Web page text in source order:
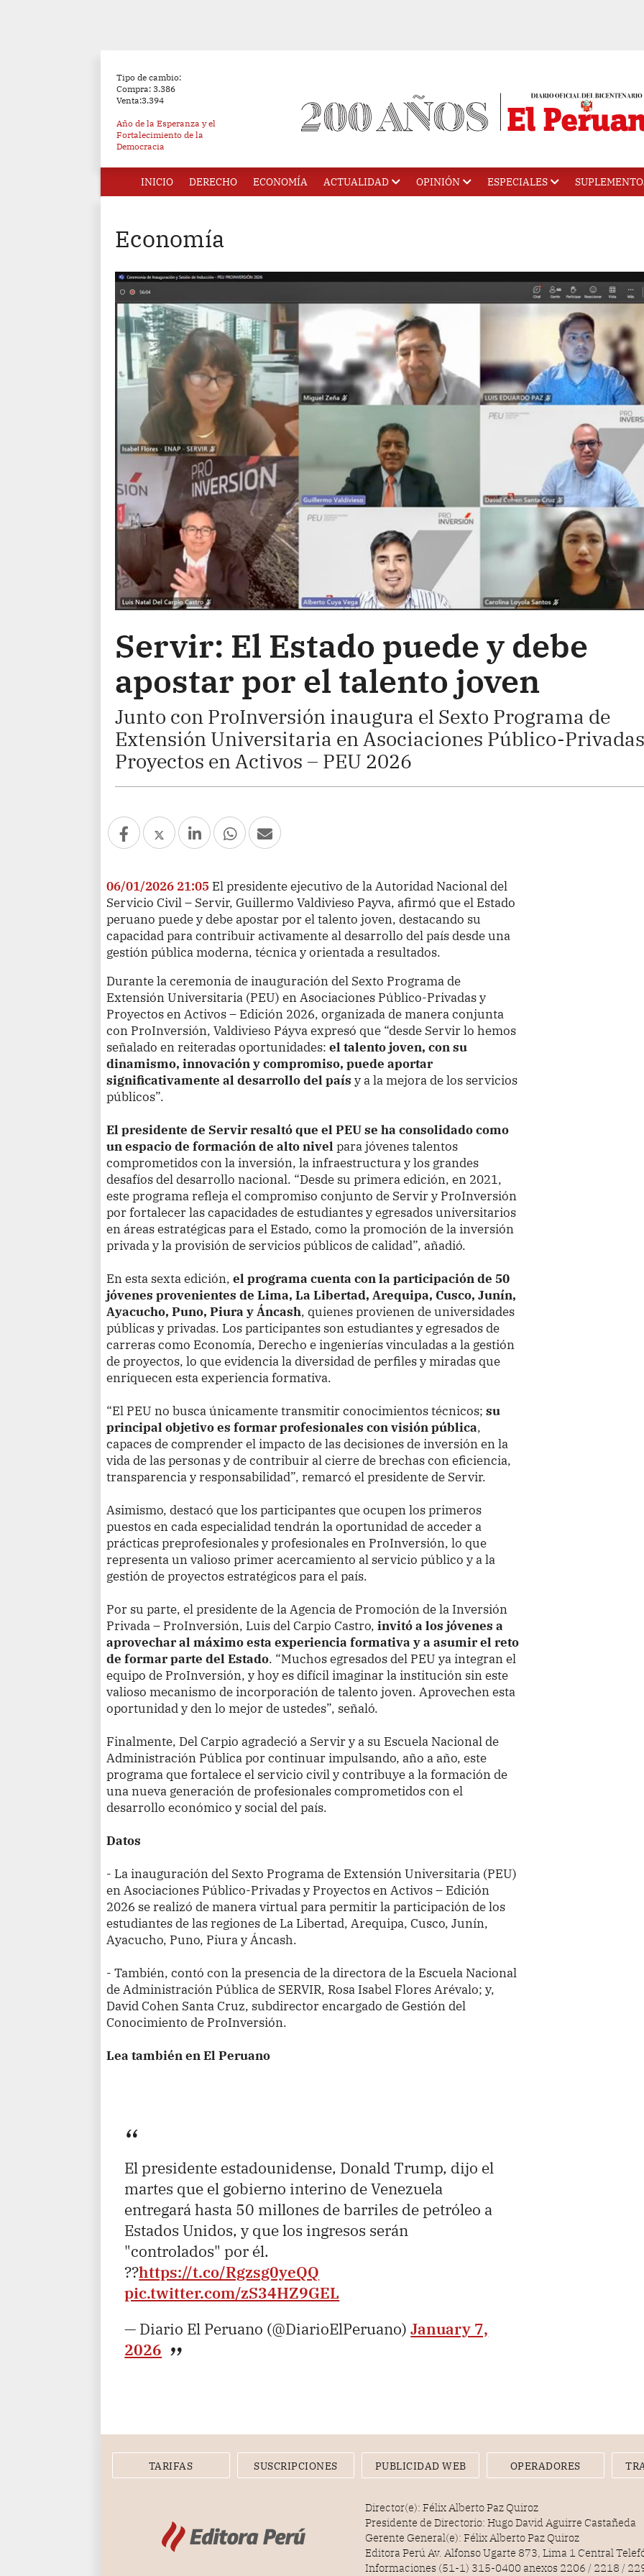
Tipo de cambio:
Compra: 3.386
Venta:3.394
Año de la Esperanza y el
Fortalecimiento de la
Democracia
INICIO DERECHO ECONOMÍA ACTUALIDAD OPINIÓN ESPECIALES
Economía
Servir: El Estado puede y debe
apostar por el talento joven
Junto con ProInversión inaugura el Sexto Programa de
Extensión Universitaria en Asociaciones Público-
Proyectos en Activos – PEU 2026
06/01/2026 21:05 El presidente ejecutivo de la Autoridad Nacional del
Servicio Civil – Servir, Guillermo Valdivieso Payva, afirmó que el Estado
peruano puede y debe apostar por el talento joven, destacando su
capacidad para contribuir activamente al desarrollo del país desde una
gestión pública moderna, técnica y orientada a resultados.
Durante la ceremonia de inauguración del Sexto Programa de
Extensión Universitaria (PEU) en Asociaciones Público-Privadas y
Proyectos en Activos – Edición 2026, organizada de manera conjunta
con ProInversión, Valdivieso Páyva expresó que “desde Servir lo hemos
señalado en reiteradas oportunidades:el talento joven, con su
dinamismo, innovación y compromiso, puede aportar
significativamente al desarrollo del país y a la mejora de los servicios
públicos”.
El presidente de Servir resaltó que el PEU se ha consolidado como
un espacio de formación de alto nivel para jóvenes talentos
comprometidos con la inversión, la infraestructura y los grandes
desafíos del desarrollo nacional. “Desde su primera edición, en 2021,
este programa refleja el compromiso conjunto de Servir y ProInversión
por fortalecer las capacidades de estudiantes y egresados universitarios
en áreas estratégicas para el Estado, como la promoción de la inversión
privada y la provisión de servicios públicos de calidad”, añadió.
En esta sexta edición,el programa cuenta con la participación de 50
jóvenes provenientes de Lima, La Libertad, Arequipa, Cusco, Junín,
Ayacucho, Puno, Piura y Áncash, quienes provienen de universidades
públicas y privadas. Los participantes son estudiantes y egresados de
carreras como Economía, Derecho e ingenierías vinculadas a la gestión
de proyectos, lo que evidencia la diversidad de perfiles y miradas que
enriquecen esta experiencia formativa.
“El PEU no busca únicamente transmitir conocimientos técnicos;su
principal objetivo es formar profesionales con visión pública,
capaces de comprender el impacto de las decisiones de inversión en la
vida de las personas y de contribuir al cierre de brechas con eficiencia,
transparencia y responsabilidad”, remarcó el presidente de Servir.
Asimismo, destacó que los participantes que ocupen los primeros
puestos en cada especialidad tendrán la oportunidad de acceder a
prácticas preprofesionales y profesionales en ProInversión, lo que
representa un valioso primer acercamiento al servicio público y a la
gestión de proyectos estratégicos para el país.
Por su parte, el presidente de la Agencia de Promoción de la Inversión
Privada – ProInversión, Luis del Carpio Castro, invitó a los jóvenes a
aprovechar al máximo esta experiencia formativa y a asumir el reto
de formar parte del Estado. “Muchos egresados del PEU ya integran el
equipo de ProInversión, y hoy es difícil imaginar la institución sin este
valioso mecanismo de incorporación de talento joven. Aprovechen esta
oportunidad y den lo mejor de ustedes”, señaló.
Finalmente, Del Carpio agradeció a Servir y a su Escuela Nacional de
Administración Pública por continuar impulsando, año a año, este
programa que fortalece el servicio civil y contribuye a la formación de
una nueva generación de profesionales comprometidos con el
desarrollo económico y social del país.
Datos
- La inauguración del Sexto Programa de Extensión Universitaria (PEU)
en Asociaciones Público-Privadas y Proyectos en Activos – Edición
2026 se realizó de manera virtual para permitir la participación de los
estudiantes de las regiones de La Libertad, Arequipa, Cusco, Junín,
Ayacucho, Puno, Piura y Áncash.
- También, contó con la presencia de la directora de la Escuela Nacional
de Administración Pública de SERVIR, Rosa Isabel Flores Arévalo; y,
David Cohen Santa Cruz, subdirector encargado de Gestión del
Conocimiento de ProInversión.
Lea también en El Peruano
El presidente estadounidense, Donald Trump, dijo el
martes que el gobierno interino de Venezuela
entregará hasta 50 millones de barriles de petróleo a
Estados Unidos, y que los ingresos serán
"controlados" por él.
??https://t.co/Rgzsg0yeQQ
pic.twitter.com/zS34HZ9GEL
— Diario El Peruano (@DiarioElPeruano)January 7,
2026
TARIFAS SUSCRIPCIONES PUBLICIDAD WEB OPERADORES
Director(e): Félix Alberto Paz Quiroz
Presidente de Directorio: Hugo David Aguirre Castañeda
Gerente General(e): Félix Alberto Paz Quiroz
Editora Perú Av. Alfonso Ugarte 873, Lima 1 Central
Informaciones (51-1) 315-0400 anexos 2206 / 2218 /